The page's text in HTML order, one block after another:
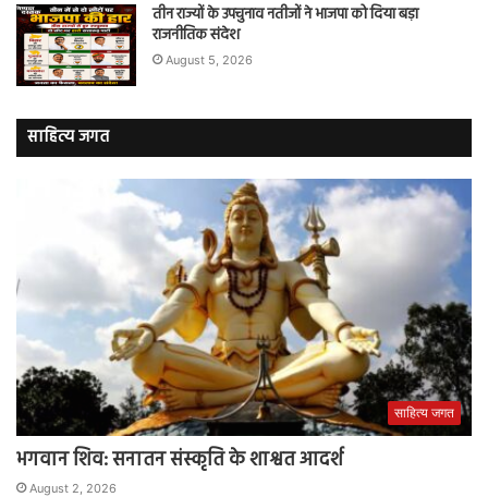
तीन राज्यों के उपचुनाव नतीजों ने भाजपा को दिया बड़ा
राजनीतिक संदेश
August 5, 2026
साहित्य जगत
साहित्य जगत
भगवान शिव: सनातन संस्कृति के शाश्वत आदर्श
August 2, 2026